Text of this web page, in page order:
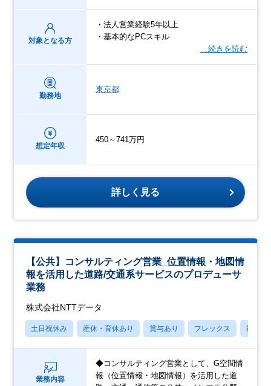
対象となる方
・法人営業経験5年以上
・基本的なPCスキル
…続きを読む
勤務地
東京都
想定年収
450～741万円
詳しく見る
【公共】コンサルティング営業_位置情報・地図情
報を活用した道路/交通系サービスのプロデューサ
業務
株式会社NTTデータ
土日祝休み 産休・育休あり 賞与あり フレックス 社宅・
業務内容
◆コンサルティング営業として、G空間情
報（位置情報・地図情報）を活用した道